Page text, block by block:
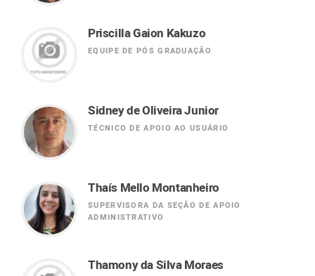
Priscilla Gaion Kakuzo
EQUIPE DE PÓS GRADUAÇÃO
Sidney de Oliveira Junior
TÉCNICO DE APOIO AO USUÁRIO
Thaís Mello Montanheiro
SUPERVISORA DA SEÇÃO DE APOIO
ADMINISTRATIVO
Thamony da Silva Moraes